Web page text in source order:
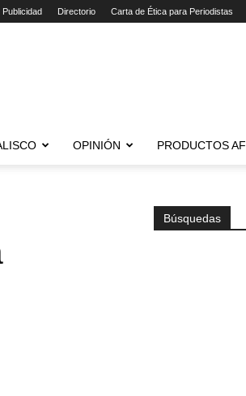
Publicidad Directorio Carta de Ética para Periodistas
OPINIÓN PRODUCTOS AF
Búsquedas